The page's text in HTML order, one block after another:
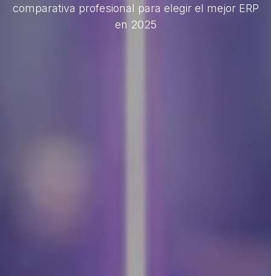
comparativa profesional para elegir el mejor ERP
en 2025